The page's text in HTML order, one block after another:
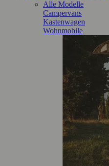
Alle Modelle
Campervans
Kastenwagen
Wohnmobile